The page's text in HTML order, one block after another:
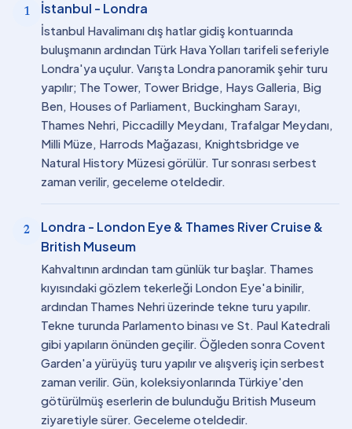
1 İstanbul - Londra
İstanbul Havalimanı dış hatlar gidiş kontuarında
buluşmanın ardından Türk Hava Yolları tarifeli seferiyle
Londra'ya uçulur. Varışta Londra panoramik şehir turu
yapılır; The Tower, Tower Bridge, Hays Galleria, Big
Ben, Houses of Parliament, Buckingham Sarayı,
Thames Nehri, Piccadilly Meydanı, Trafalgar Meydanı,
Milli Müze, Harrods Mağazası, Knightsbridge ve
Natural History Müzesi görülür. Tur sonrası serbest
zaman verilir, geceleme oteldedir.
2
Londra - London Eye & Thames River Cruise &
British Museum
Kahvaltının ardından tam günlük tur başlar. Thames
kıyısındaki gözlem tekerleği London Eye'a binilir,
ardından Thames Nehri üzerinde tekne turu yapılır.
Tekne turunda Parlamento binası ve St. Paul Katedrali
gibi yapıların önünden geçilir. Öğleden sonra Covent
Garden'a yürüyüş turu yapılır ve alışveriş için serbest
zaman verilir. Gün, koleksiyonlarında Türkiye'den
götürülmüş eserlerin de bulunduğu British Museum
ziyaretiyle sürer. Geceleme oteldedir.